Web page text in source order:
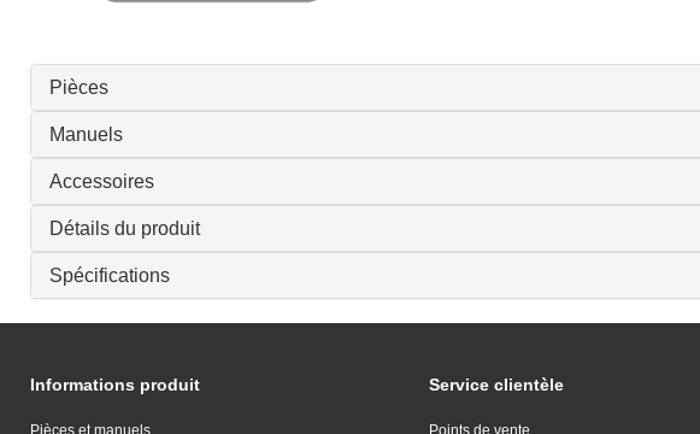
Pièces
Manuels
Accessoires
Détails du produit
Spécifications
Informations produit
Pièces et manuels
Service clientèle
Points de vente